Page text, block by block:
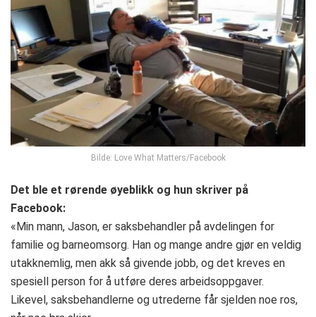
Bilde: Love What Matters/Facebook
Det ble et rørende øyeblikk og hun skriver på
Facebook:
«Min mann, Jason, er saksbehandler på avdelingen for
familie og barneomsorg. Han og mange andre gjør en veldig
utakknemlig, men akk så givende jobb, og det kreves en
spesiell person for å utføre deres arbeidsoppgaver.
Likevel, saksbehandlerne og utrederne får sjelden noe ros,